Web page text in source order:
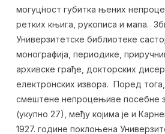
могуц́ност губитка њених
ретких књига, рукописа и мапа.
Универзитетске библиотеке
монографија, периодике,
архивске грађе, докторских
електронских извора. Поред
смештене непроцењиве посебне
(укупно 27), међу којима је и
1927. године поклоњена